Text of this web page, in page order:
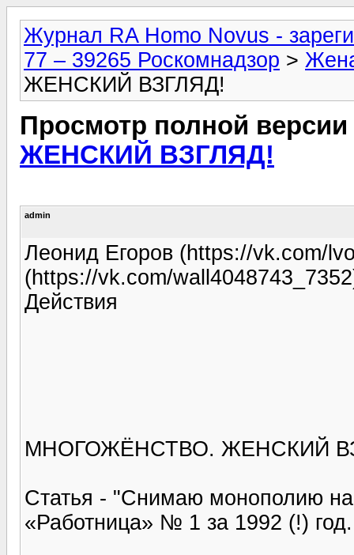
Журнал RA Homo Novus -
77 – 39265 Роскомнадзор >
ЖЕНСКИЙ ВЗГЛЯД!
Просмотр полной
ЖЕНСКИЙ ВЗГЛЯД!
admin
Леонид Егоров (https://vk.com/
(https://vk.com/
Действия
МНОГОЖЁНСТВО. ЖЕНСКИЙ
Статья - "Снимаю монополию
«Работница» № 1 за 1992 (!) год.